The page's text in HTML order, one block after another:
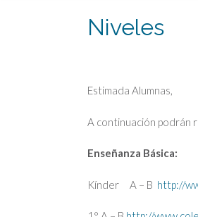
Niveles
Estimada Alumnas,
A continuación podrán
Enseñanza Básica:
Kínder A – B http://